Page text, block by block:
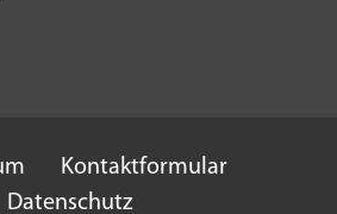
Kontaktformular
Datenschutz